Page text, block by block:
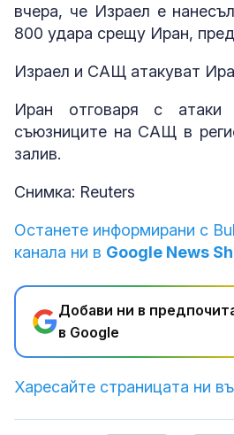
вчера, че Израел е
800 удара срещу Иран,
Израел и САЩ атакуват
Иран отговаря с
съюзниците на САЩ в
залив.
Снимка: Reuters
Останете информирани с
канала ни в Google News
Добави ни в
в Google
Харесайте страницата ни